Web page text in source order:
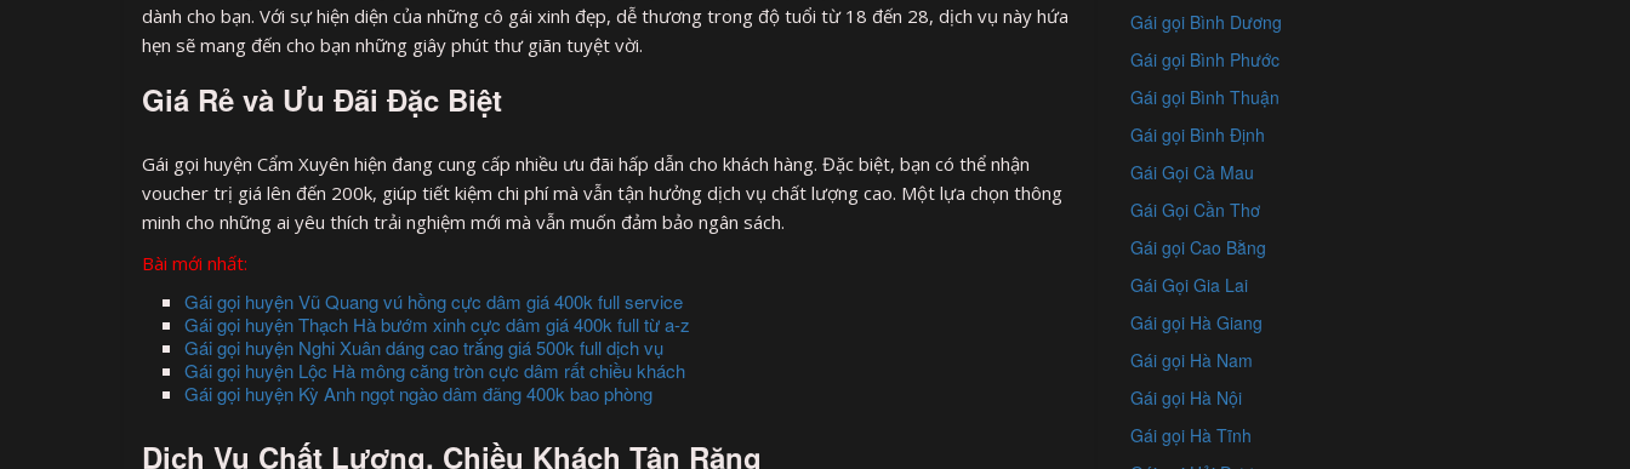
dành cho bạn. Với sự hiện diện của những cô gái xinh đẹp, dễ thương trong độ tuổi từ 18 đến 28, dịch vụ này hứa
hẹn sẽ mang đến cho bạn những giây phút thư giãn tuyệt vời.
Giá Rẻ và Ưu Đãi Đặc Biệt
Gái gọi huyện Cẩm Xuyên hiện đang cung cấp nhiều ưu đãi hấp dẫn cho khách hàng. Đặc biệt, bạn có thể nhận
voucher trị giá lên đến 200k, giúp tiết kiệm chi phí mà vẫn tận hưởng dịch vụ chất lượng cao. Một lựa chọn thông
minh cho những ai yêu thích trải nghiệm mới mà vẫn muốn đảm bảo ngân sách.
Bài mới nhất:
Gái gọi huyện Vũ Quang vú hồng cực dâm giá 400k full service
Gái gọi huyện Thạch Hà bướm xinh cực dâm giá 400k full từ a-z
Gái gọi huyện Nghi Xuân dáng cao trắng giá 500k full dịch vụ
Gái gọi huyện Lộc Hà mông căng tròn cực dâm rất chiều khách
Gái gọi huyện Kỳ Anh ngọt ngào dâm đãng 400k bao phòng
Dịch Vụ Chất Lượng, Chiều Khách Tận Răng
Gái gọi Bình Dương
Gái gọi Bình Phước
Gái gọi Bình Thuận
Gái gọi Bình Định
Gái Gọi Cà Mau
Gái Gọi Cần Thơ
Gái gọi Cao Bằng
Gái Gọi Gia Lai
Gái gọi Hà Giang
Gái gọi Hà Nam
Gái gọi Hà Nội
Gái gọi Hà Tĩnh